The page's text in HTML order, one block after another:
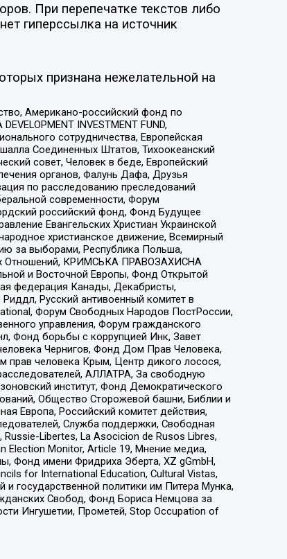
При перепечатке текстов либо
гиперссылка на источник
признана нежелательной на
Американо-российский фонд по
INVESTMENT FUND,
сотрудничества, Европейская
Соединенных Штатов, Тихоокеанский
совет, Человек в беде, Европейский
органов, Фалунь Дафа, Друзья
по расследованию преследований
современности, Форум
российский фонд, Фонд Будущее
Евангельских Христиан Украинской
христианское движение, Всемирный
за выборами, Республика Польша,
Отношений, КРИМСЬКА ПРАВОЗАХИСНА
и Восточной Европы, Фонд Открытой
федерация Канады, Декабристы,
Русский антивоенный комитет в
Форум Свободных Народов ПостРоссии,
управления, Форум гражданского
Фонд борьбы с коррупцией Инк, Завет
Чернигов, Фонд Дом Прав Человека,
прав человека Крым, Центр дикого лосося,
АЛЛАТРА, За свободную
институт, Фонд Демократического
Общество Сторожевой башни, Библии и
Европа, Российский комитет действия,
Служба поддержки, Свободная
Libertes, La Asocicion de Rusos Libres,
Election Monitor, Article 19, Мнение медиа,
Фонд имени Фридриха Эберта, XZ gGmbH,
for International Education, Cultural Vistas,
государственной политики им Питера Мунка,
Свобод, Фонд Бориса Немцова за
Ингушетии, Прометей, Stop Occupation of